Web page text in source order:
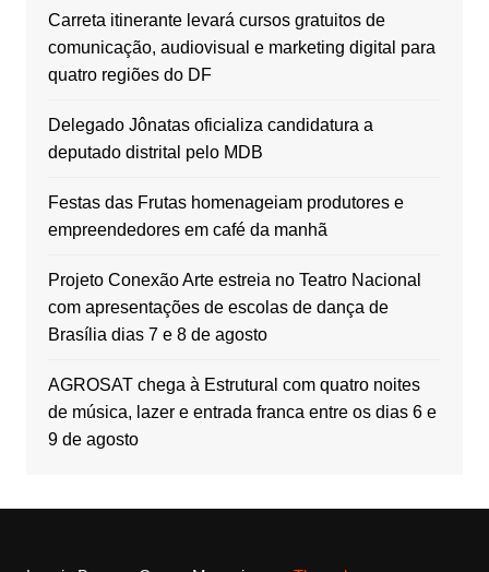
Carreta itinerante levará cursos gratuitos de
comunicação, audiovisual e marketing digital para
quatro regiões do DF
Delegado Jônatas oficializa candidatura a
deputado distrital pelo MDB
Festas das Frutas homenageiam produtores e
empreendedores em café da manhã
Projeto Conexão Arte estreia no Teatro Nacional
com apresentações de escolas de dança de
Brasília dias 7 e 8 de agosto
AGROSAT chega à Estrutural com quatro noites
de música, lazer e entrada franca entre os dias 6 e
9 de agosto